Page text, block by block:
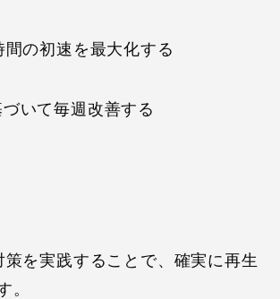
間の初速を最大化する
いて毎週改善する
策を実践することで、確実に再生
。